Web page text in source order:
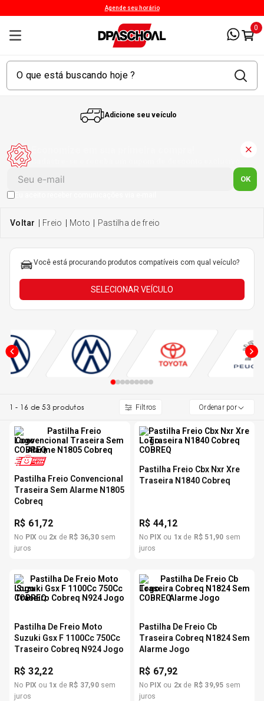
Agende seu horário
0
Adicione seu veículo
OK
freio moto pastilha de freio
Você está procurando produtos compatíveis com qual veículo?
SELECIONAR VEÍCULO
1 - 16 de53produtos Ordenar por
Pastilha Freio Convencional
Traseira Sem Alarme N1805
Cobreq
R$ 61,72
No PIX ou 2x de R$ 36,30sem
juros
Pastilha Freio Cbx Nxr Xre
Traseira N1840 Cobreq
R$ 44,12
No PIX ou 1 xde R$ 51 ,90 sem
juros
Pastilha De Freio Moto
Suzuki Gsx F 1100Cc 750Cc
Traseiro Cobreq N924 Jogo
R$32,22
No PIX ou 1x de R$ 37,90sem
juros
Pastilha De Freio Cb
Traseira Cobreq N1824 Sem
Alarme Jogo
R$ 67,92
No PIX ou 2xde R$ 39,95 sem
juros
2 º Kit Pneu
4º Kit 4 Pneu Xbri Aro 13
5º
185 60r15
9º
10º